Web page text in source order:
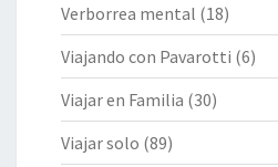
Verborrea mental (18)
Viajando con Pavarotti (6)
Viajar en Familia (30)
Viajar solo (89)